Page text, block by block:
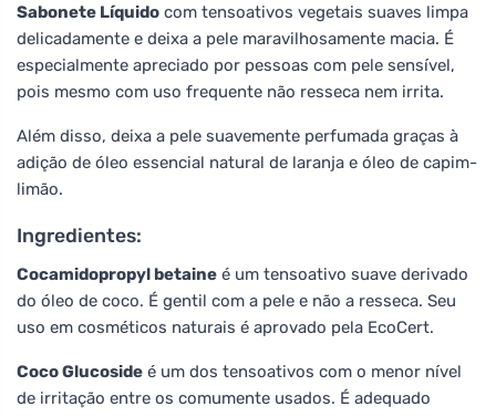
Sabonete Líquido com tensoativos vegetais suaves limpa
delicadamente e deixa a pele maravilhosamente macia. É
especialmente apreciado por pessoas com pele sensível,
pois mesmo com uso frequente não resseca nem irrita.
Além disso, deixa a pele suavemente perfumada graças à
adição de óleo essencial natural de laranja e óleo de capim-
limão.
Ingredientes:
Cocamidopropyl betaine é um tensoativo suave derivado
do óleo de coco. É gentil com a pele e não a resseca. Seu
uso em cosméticos naturais é aprovado pela EcoCert.
Coco Glucoside é um dos tensoativos com o menor nível
de irritação entre os comumente usados. É adequado